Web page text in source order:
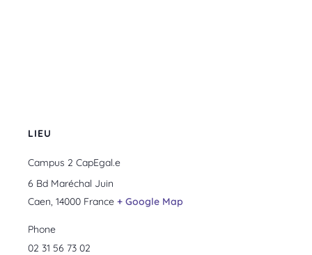
LIEU
Campus 2 CapEgal.e
6 Bd Maréchal Juin
Caen, 14000 France + Google Map
Phone
02 31 56 73 02